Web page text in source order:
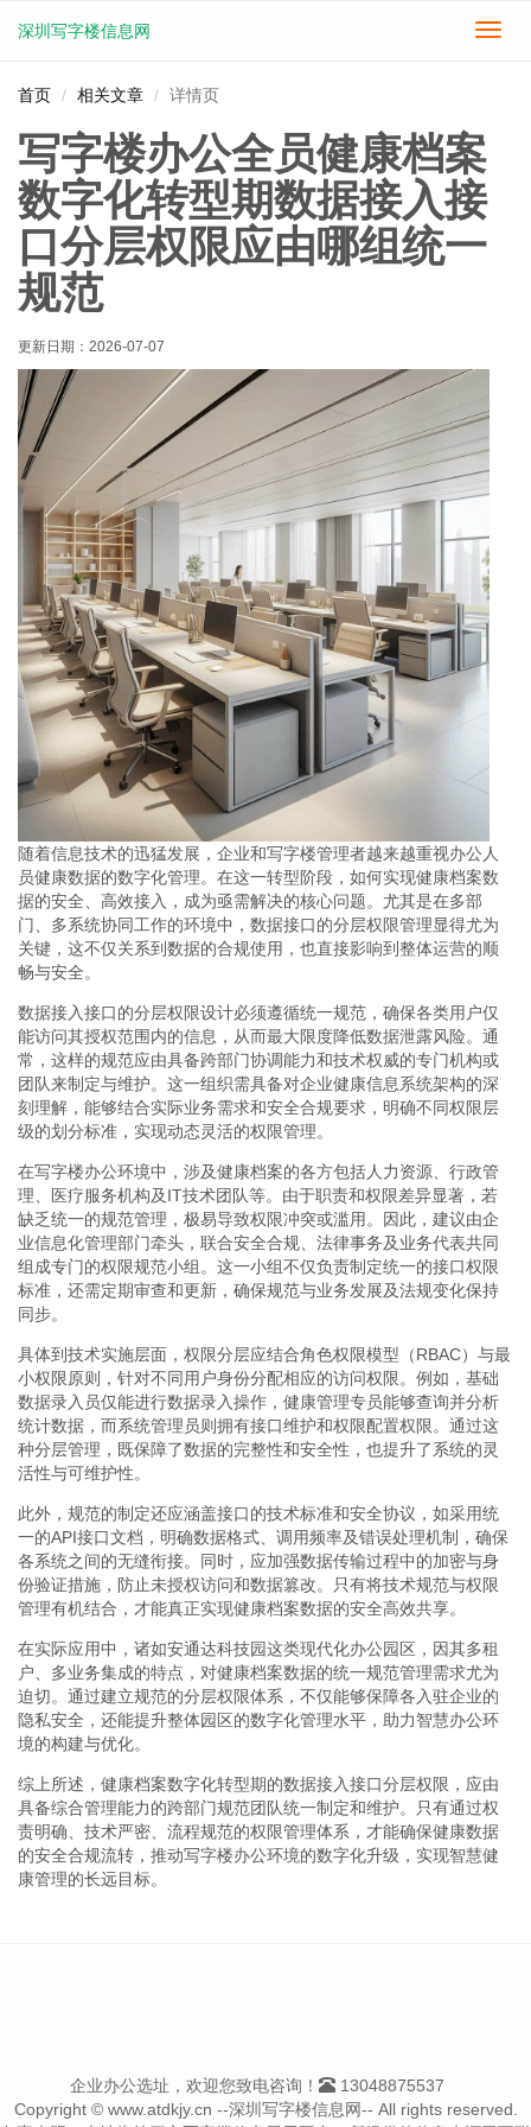
切
深圳写字楼信息网
首页 相关文章 详情页
写字楼办公全员健康档案
数字化转型期数据接入接
口分层权限应由哪组统一
规范
更新日期： 2026-07-07
随着信息技术的迅猛发展，企业和写字楼管理者越来越重视办公人
员健康数据的数字化管理。在这一转型阶段，如何实现健康档案数
据的安全、高效接入，成为亟需解决的核心问题。尤其是在多部
门、多系统协同工作的环境中，数据接口的分层权限管理显得尤为
关键，这不仅关系到数据的合规使用，也直接影响到整体运营的顺
畅与安全。
数据接入接口的分层权限设计必须遵循统一规范，确保各类用户仅
能访问其授权范围内的信息，从而最大限度降低数据泄露风险。通
常，这样的规范应由具备跨部门协调能力和技术权威的专门机构或
团队来制定与维护。这一组织需具备对企业健康信息系统架构的深
刻理解，能够结合实际业务需求和安全合规要求，明确不同权限层
级的划分标准，实现动态灵活的权限管理。
在写字楼办公环境中，涉及健康档案的各方包括人力资源、行政管
理、医疗服务机构及IT技术团队等。由于职责和权限差异显著，若
缺乏统一的规范管理，极易导致权限冲突或滥用。因此，建议由企
业信息化管理部门牵头，联合安全合规、法律事务及业务代表共同
组成专门的权限规范小组。这一小组不仅负责制定统一的接口权限
标准，还需定期审查和更新，确保规范与业务发展及法规变化保持
同步。
具体到技术实施层面，权限分层应结合角色权限模型（RBAC）与最
小权限原则，针对不同用户身份分配相应的访问权限。例如，基础
数据录入员仅能进行数据录入操作，健康管理专员能够查询并分析
统计数据，而系统管理员则拥有接口维护和权限配置权限。通过这
种分层管理，既保障了数据的完整性和安全性，也提升了系统的灵
活性与可维护性。
此外，规范的制定还应涵盖接口的技术标准和安全协议，如采用统
一的API接口文档，明确数据格式、调用频率及错误处理机制，确保
各系统之间的无缝衔接。同时，应加强数据传输过程中的加密与身
份验证措施，防止未授权访问和数据篡改。只有将技术规范与权限
管理有机结合，才能真正实现健康档案数据的安全高效共享。
在实际应用中，诸如安通达科技园这类现代化办公园区，因其多租
户、多业务集成的特点，对健康档案数据的统一规范管理需求尤为
迫切。通过建立规范的分层权限体系，不仅能够保障各入驻企业的
隐私安全，还能提升整体园区的数字化管理水平，助力智慧办公环
境的构建与优化。
综上所述，健康档案数字化转型期的数据接入接口分层权限，应由
具备综合管理能力的跨部门规范团队统一制定和维护。只有通过权
责明确、技术严密、流程规范的权限管理体系，才能确保健康数据
的安全合规流转，推动写字楼办公环境的数字化升级，实现智慧健
康管理的长远目标。
企业办公选址，欢迎您致电咨询！
13048875537
Copyright © www.atdkjy.cn --深圳写字楼信息网-- All rights reserved.